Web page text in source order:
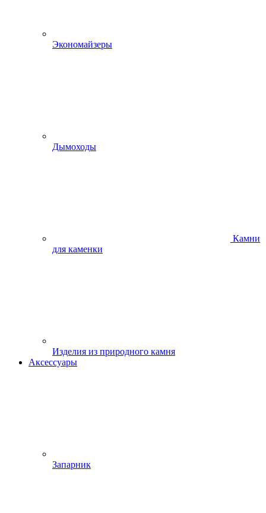
Экономайзеры
Дымоходы
Камни
для каменки
Изделия из природного камня
Аксессуары
Запарник